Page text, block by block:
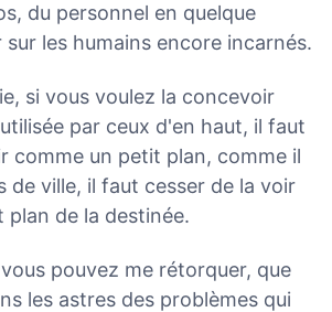
du personnel en quelque
les humains encore incarnés.
si vous voulez la concevoir
par ceux d'en haut, il faut
comme un petit plan, comme il
de ville, il faut cesser de la voir
plan de la destinée.
pouvez me rétorquer, que
les astres des problèmes qui